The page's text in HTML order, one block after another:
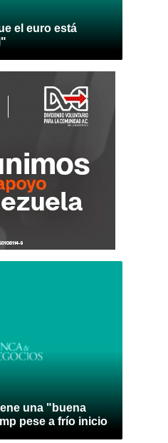
el euro está
una "buena
pese a frío inicio